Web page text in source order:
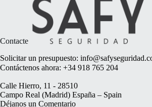
Contacte
Solicitar un presupuesto:
Contáctenos ahora: +34 918 765 204
Calle Hierro, 11 - 28510
Campo Real (Madrid) España – Spain
Déjanos un Comentario